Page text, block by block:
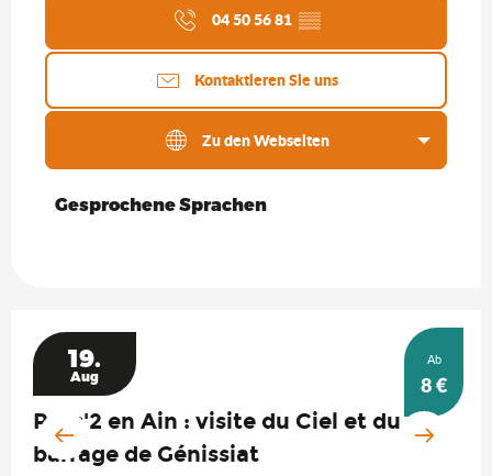
04 50 56 81 ▒▒
Kontaktieren Sie uns
Zu den Webseiten
Gesprochene Sprachen
Gesprochene Sprachen
Ab
8€
19.
Aug
Pass'2 en Ain : visite du Ciel et du
barrage de Génissiat